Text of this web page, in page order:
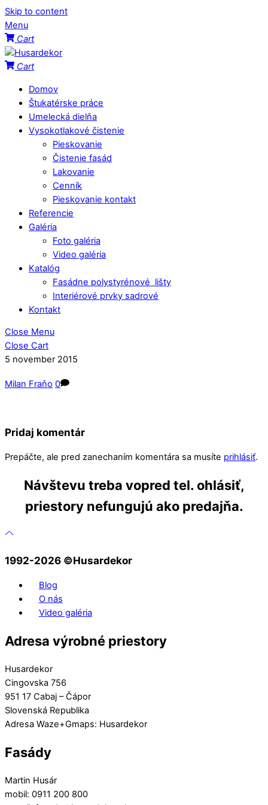
Skip to content
Menu
Cart
Cart
Domov
Štukatérske práce
Umelecká dielňa
Vysokotlakové čistenie
Pieskovanie
Čistenie fasád
Lakovanie
Cenník
Pieskovanie kontakt
Referencie
Galéria
Foto galéria
Video galéria
Katalóg
Fasádne polystyrénové lišty
Interiérové prvky sadrové
Kontakt
Close Menu
Close Cart
5 november 2015
Milan Fraňo 0
Pridaj komentár
Prepáčte, ale pred zanechaním komentára sa musíte prihlásiť.
Návštevu treba vopred tel. ohlásiť,
priestory nefungujú ako predajňa.
1992-2026 ©️Husardekor
Blog
O nás
Video galéria
Adresa výrobné priestory
Husardekor
Cingovska 756
951 17 Cabaj – Čápor
Slovenská Republika
Adresa Waze+Gmaps: Husardekor
Fasády
Martin Husár
mobil: 0911 200 800